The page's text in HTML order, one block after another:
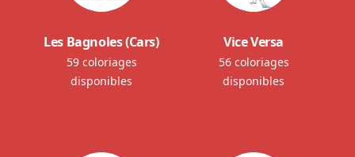
Les Bagnoles (Cars)
59 coloriages
disponibles
Vice Versa
56 coloriages
disponibles